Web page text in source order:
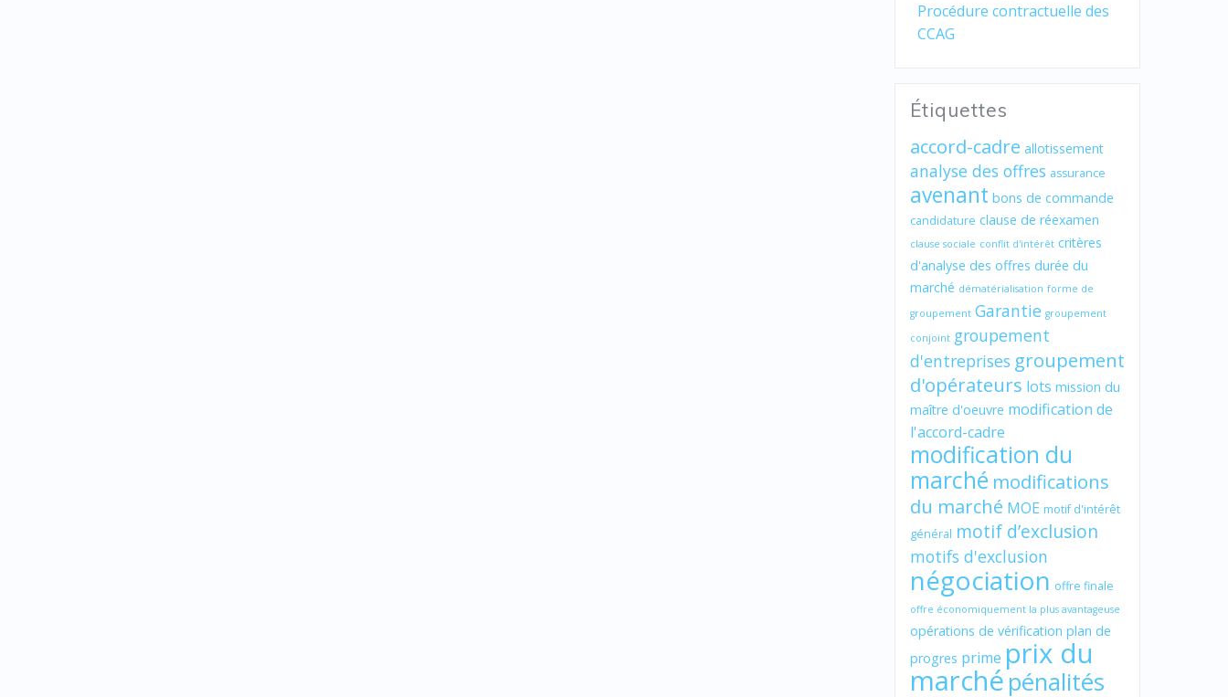
Procédure contractuelle des
CCAG
Étiquettes
accord-cadre allotissement
analyse des offres assurance
avenant bons de commande
candidature clause de réexamen
clause sociale conflit d'intérêt critères
d'analyse des offres durée du
marché dématérialisation forme de
groupement Garantie groupement
conjoint groupement
d'entreprises groupement
d'opérateurs lots mission du
maître d'oeuvre modification de
l'accord-cadre
modification du
marché modifications
du marché MOE motif d'intérêt
général motif d’exclusion
motifs d'exclusion
négociation offre finale
offre économiquement la plus avantageuse
opérations de vérification plan de
progres prime prix du
marché pénalités